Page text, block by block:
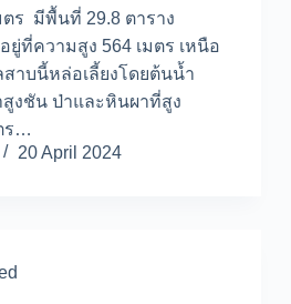
ร มีพื้นที่ 29.8 ตาราง
ยู่ที่ความสูง 564 เมตร เหนือ
สาบนี้หล่อเลี้ยงโดยต้นน้ำ
สูงชัน ป่าและหินผาที่สูง
ร…
20 April 2024